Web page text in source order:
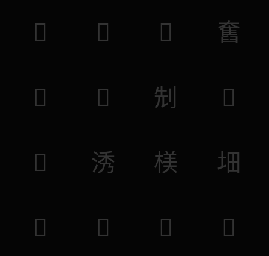
𢘖 𢧷 𢈵 𡚒
𠻐 𠫯 𠜎 𠌭
𡹔 𣵛 𣖙 𡊰
𠫮 𠻏 𡩲 𡚑